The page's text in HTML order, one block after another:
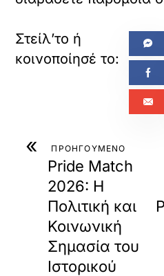
« ΠΡΟΗΓΟΥΜΕΝΟ
Pride Match
2026: Η
Πολιτική και
Κοινωνική
Σημασία του
Ιστορικού